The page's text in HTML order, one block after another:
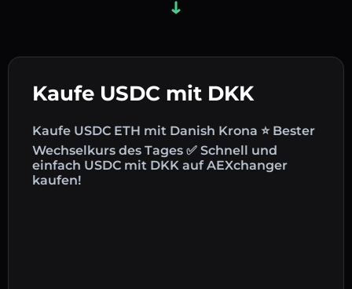
Kaufe USDC mit DKK
Kaufe USDC ETH mit Danish Krona ⭐ Bester
Wechselkurs des Tages ✅ Schnell und
einfach USDC mit DKK auf AEXchanger
kaufen!